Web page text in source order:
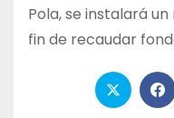
Pola, se instalará
fin de recaudar